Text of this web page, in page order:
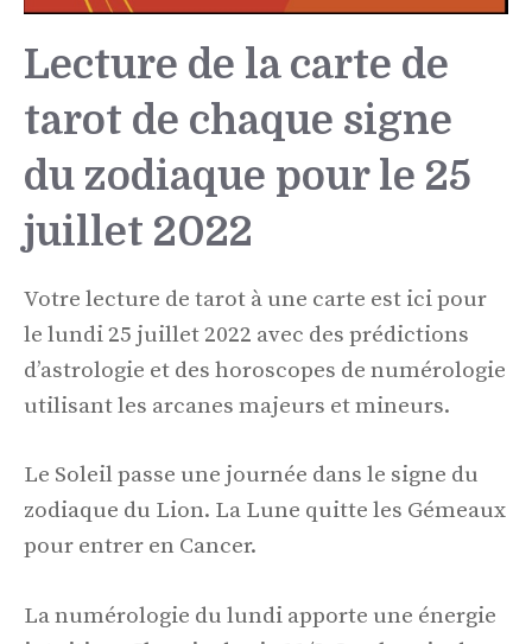
Lecture de la carte de
tarot de chaque signe
du zodiaque pour le 25
juillet 2022
Votre lecture de tarot à une carte est ici pour
le lundi 25 juillet 2022 avec des prédictions
d’astrologie et des horoscopes de numérologie
utilisant les arcanes majeurs et mineurs.
Le Soleil passe une journée dans le signe du
zodiaque du Lion. La Lune quitte les Gémeaux
pour entrer en Cancer.
La numérologie du lundi apporte une énergie